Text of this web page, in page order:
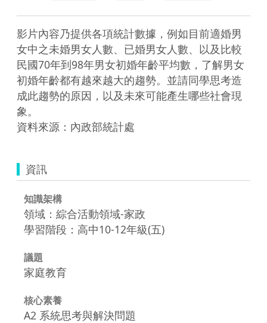
影片內容乃提供各項統計數據，例如目前適婚男
女中之未婚男女人數、已婚男女人數、以及比較
民國70年到98年男女初婚年齡平均數，了解男女
初婚年齡都有越來越大的趨勢。並請同學思考造
成此趨勢的原因，以及未來可能產生哪些社會現
象。
資料來源：內政部統計處
資訊
知識架構
領域：綜合活動領域-家政
學習階段：高中10-12年級(五)
議題
家庭教育
核心素養
A2 系統思考與解決問題